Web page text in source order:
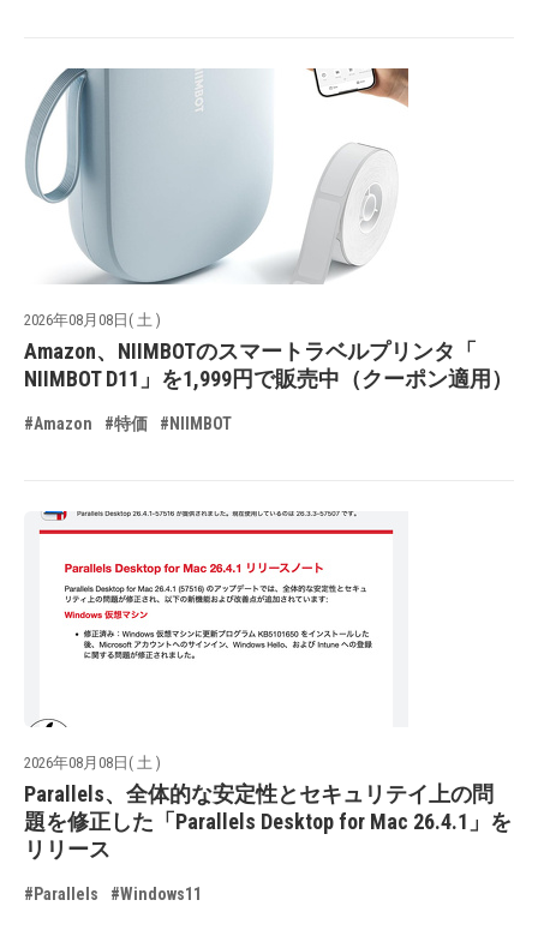
2026年08月08日( 土 )
Amazon、NIIMBOTのスマートラベルプリンタ「
NIIMBOT D11」を1,999円で販売中（クーポン適用）
#Amazon #特価 #NIIMBOT
2026年08月08日( 土 )
Parallels、全体的な安定性とセキュリテイ上の問
題を修正した「Parallels Desktop for Mac 26.4.1」を
リリース
#Parallels #Windows11